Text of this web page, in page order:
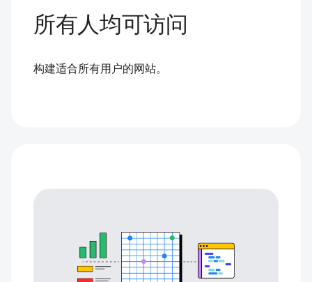
所有人均可访问
构建适合所有用户的网站。